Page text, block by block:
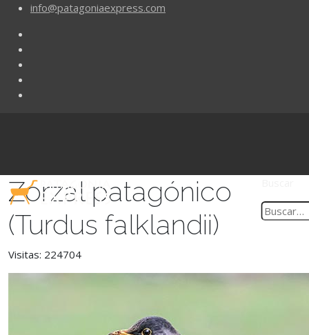
info@patagoniaexpress.com
Zorzal patagónico
(Turdus falklandii)
Visitas: 224704